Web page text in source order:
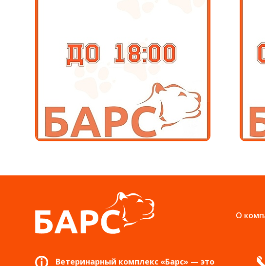
О
Ветеринарный комплекс «Барс» — это